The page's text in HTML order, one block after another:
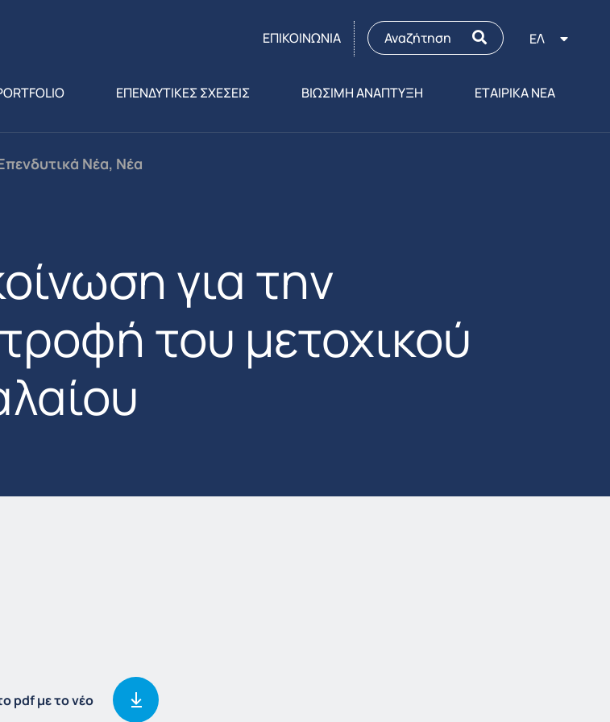
ΕΠΙΚΟΙΝΩΝΙΑ ΕΛ
ΕΠΕΝΔΥΤΙΚΕΣ ΣΧΕΣΕΙΣ ΒΙΩΣΙΜΗ ΑΝΑΠΤΥΞΗ ΕΤΑΙΡΙΚΑ ΝΕΑ
Νέα, Νέα
για την
του μετοχικού
pdf με το νέο